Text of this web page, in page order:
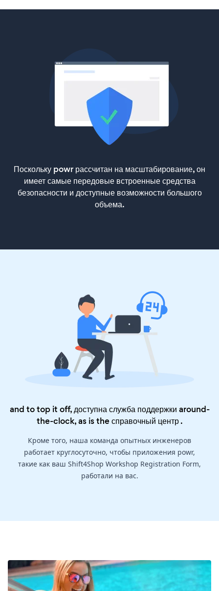
Поскольку powr рассчитан на масштабирование, он
имеет самые передовые встроенные средства
безопасности и доступные возможности большого
объема.
and to top it off, доступна служба поддержки around-
the-clock, as is theсправочный центр.
Кроме того, наша команда опытных инженеров
работает круглосуточно, чтобы приложения powr,
такие как ваш Shift4Shop Workshop Registration Form,
работали на вас.